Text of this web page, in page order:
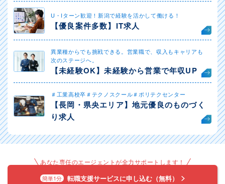
U・Iターン歓迎！新潟で経験を活かして働ける！
【優良案件多数】IT求人
異業種からでも挑戦できる。営業職で、収入もキャリアも
次のステージへ。
【未経験OK】未経験から営業で年収UP
＃工業高校卒＃テクノスクール＃ポリテクセンター
【長岡・県央エリア】地元優良のものづく
り求人
あなた専任のエージェントが全力サポートします！
簡単1分 転職支援サービスに申し込む（無料）